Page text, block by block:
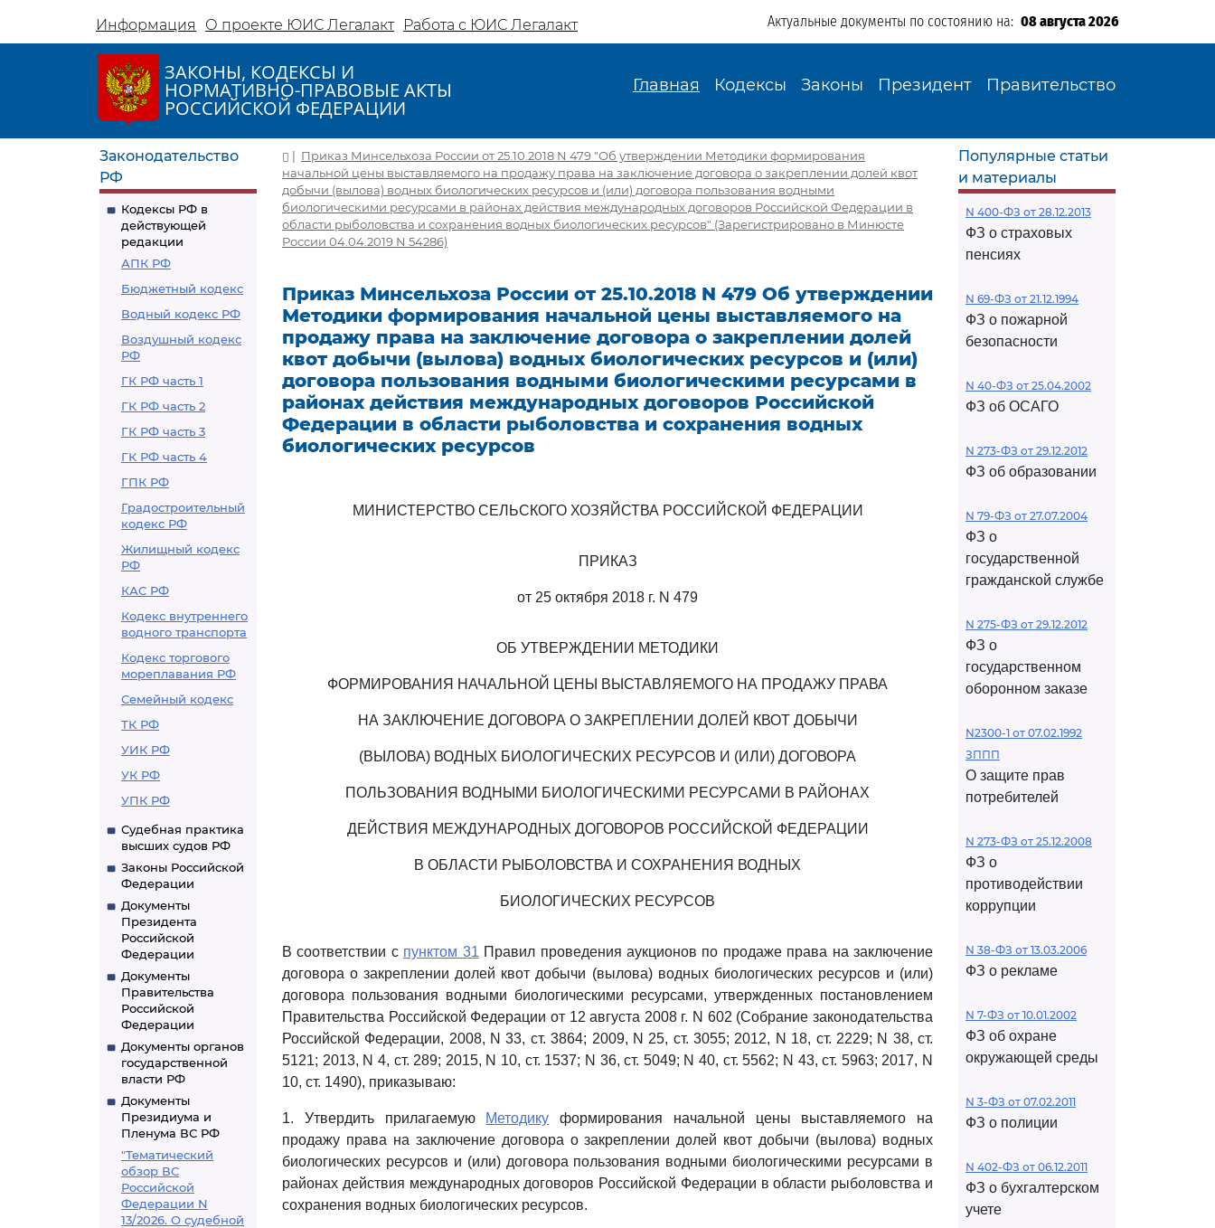
Информация О проекте ЮИС Легалакт Работа с ЮИС Легалакт Актуальные документы по состоянию на: 08 августа 2026
ЗАКОНЫ, КОДЕКСЫ И
НОРМАТИВНО-ПРАВОВЫЕ АКТЫ
РОССИЙСКОЙ ФЕДЕРАЦИИ
Главная Кодексы Законы Президент Правительство
Законодательство
РФ
Кодексы РФ в
действующей
редакции
АПК РФ
Бюджетный кодекс
Водный кодекс РФ
Воздушный кодекс
РФ
ГК РФ часть 1
ГК РФ часть 2
ГК РФ часть 3
ГК РФ часть 4
ГПК РФ
Градостроительный
кодекс РФ
Жилищный кодекс
РФ
КАС РФ
Кодекс внутреннего
водного транспорта
Кодекс торгового
мореплавания РФ
Семейный кодекс
ТК РФ
УИК РФ
УК РФ
УПК РФ
Судебная практика
высших судов РФ
Законы Российской
Федерации
Документы
Президента
Российской
Федерации
Документы
Правительства
Российской
Федерации
Документы органов
государственной
власти РФ
Документы
Президиума и
Пленума ВС РФ
"Тематический
обзор ВС
Российской
Федерации N
13/2026. О судебной
| Приказ Минсельхоза России от 25.10.2018 N 479 "Об утверждении Методики формирования
начальной цены выставляемого на продажу права на заключение договора о закреплении долей квот
добычи (вылова) водных биологических ресурсов и (или) договора пользования водными
биологическими ресурсами в районах действия международных договоров Российской Федерации в
области рыболовства и сохранения водных биологических ресурсов" (Зарегистрировано в Минюсте
России 04.04.2019 N 54286)
Приказ Минсельхоза России от 25.10.2018 N 479 Об утверждении
Методики формирования начальной цены выставляемого на
продажу права на заключение договора о закреплении долей
квот добычи (вылова) водных биологических ресурсов и (или)
договора пользования водными биологическими ресурсами в
районах действия международных договоров Российской
Федерации в области рыболовства и сохранения водных
биологических ресурсов
МИНИСТЕРСТВО СЕЛЬСКОГО ХОЗЯЙСТВА РОССИЙСКОЙ ФЕДЕРАЦИИ
ПРИКАЗ
от 25 октября 2018 г. N 479
ОБ УТВЕРЖДЕНИИ МЕТОДИКИ
ФОРМИРОВАНИЯ НАЧАЛЬНОЙ ЦЕНЫ ВЫСТАВЛЯЕМОГО НА ПРОДАЖУ ПРАВА
НА ЗАКЛЮЧЕНИЕ ДОГОВОРА О ЗАКРЕПЛЕНИИ ДОЛЕЙ КВОТ ДОБЫЧИ
(ВЫЛОВА) ВОДНЫХ БИОЛОГИЧЕСКИХ РЕСУРСОВ И (ИЛИ) ДОГОВОРА
ПОЛЬЗОВАНИЯ ВОДНЫМИ БИОЛОГИЧЕСКИМИ РЕСУРСАМИ В РАЙОНАХ
ДЕЙСТВИЯ МЕЖДУНАРОДНЫХ ДОГОВОРОВ РОССИЙСКОЙ ФЕДЕРАЦИИ
В ОБЛАСТИ РЫБОЛОВСТВА И СОХРАНЕНИЯ ВОДНЫХ
БИОЛОГИЧЕСКИХ РЕСУРСОВ
В соответствии с пунктом 31 Правил проведения аукционов по продаже права на заключение
договора о закреплении долей квот добычи (вылова) водных биологических ресурсов и (или)
договора пользования водными биологическими ресурсами, утвержденных постановлением
Правительства Российской Федерации от 12 августа 2008 г. N 602 (Собрание законодательства
Российской Федерации, 2008, N 33, ст. 3864; 2009, N 25, ст. 3055; 2012, N 18, ст. 2229; N 38, ст.
5121; 2013, N 4, ст. 289; 2015, N 10, ст. 1537; N 36, ст. 5049; N 40, ст. 5562; N 43, ст. 5963; 2017, N
10, ст. 1490), приказываю:
1. Утвердить прилагаемую Методику формирования начальной цены выставляемого на
продажу права на заключение договора о закреплении долей квот добычи (вылова) водных
биологических ресурсов и (или) договора пользования водными биологическими ресурсами в
районах действия международных договоров Российской Федерации в области рыболовства и
сохранения водных биологических ресурсов.
Популярные статьи
и материалы
N 400-ФЗ от 28.12.2013
ФЗ о страховых
пенсиях
N 69-ФЗ от 21.12.1994
ФЗ о пожарной
безопасности
N 40-ФЗ от 25.04.2002
ФЗ об ОСАГО
N 273-ФЗ от 29.12.2012
ФЗ об образовании
N 79-ФЗ от 27.07.2004
ФЗ о
государственной
гражданской службе
N 275-ФЗ от 29.12.2012
ФЗ о
государственном
оборонном заказе
N2300-1 от 07.02.1992
ЗППП
О защите прав
потребителей
N 273-ФЗ от 25.12.2008
ФЗ о
противодействии
коррупции
N 38-ФЗ от 13.03.2006
ФЗ о рекламе
N 7-ФЗ от 10.01.2002
ФЗ об охране
окружающей среды
N 3-ФЗ от 07.02.2011
ФЗ о полиции
N 402-ФЗ от 06.12.2011
ФЗ о бухгалтерском
учете